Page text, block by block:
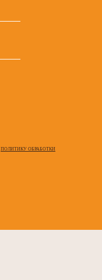
ПОЛИТИКУ ОБРАБОТКИ